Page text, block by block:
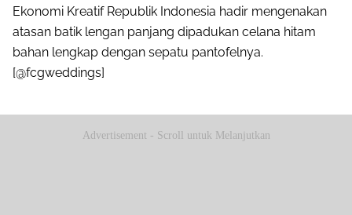
Ekonomi Kreatif Republik Indonesia hadir mengenakan
atasan batik lengan panjang dipadukan celana hitam
bahan lengkap dengan sepatu pantofelnya.
[@fcgweddings]
Advertisement - Scroll untuk Melanjutkan